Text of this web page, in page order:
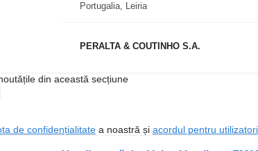
Portugalia, Leiria
PERALTA & COUTINHO S.A.
din această secțiune
de confidențialitatea noastră și acordul pentru utilizatori